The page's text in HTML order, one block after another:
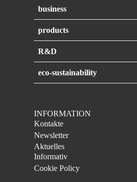
Wer wir sind
Geschichte
Qualität
Produktion
Logistik
business
Private Label
Contract Manufacturing
Relevi Brand
products
WC-Steine
Lufterfrischer
Duftkerzen
Mottenschutz
Spezial-Deos
Stärke
Ecocert-Produkte
Relevi Brand
R&D
Forschung & Entwicklung
Innovationen
eco-sustainability
Natürliche Produkte
INFORMATION
Kontakte
Newsletter
Aktuelles
Informativ
Cookie Policy